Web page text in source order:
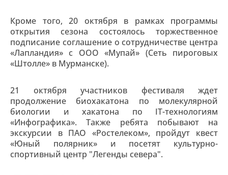
Кроме того, 20 октября в рамках программы
открытия сезона состоялось торжественное
подписание соглашение о сотрудничестве центра
«Лапландия» с ООО «Мупай» (Сеть пироговых
«Штолле» в Мурманске).
21 октября участников фестиваля ждет
продолжение биохакатона по молекулярной
биологии и хакатона по IT-технологиям
«Инфографика». Также ребята побывают на
экскурсии в ПАО «Ростелеком», пройдут квест
«Юный полярник» и посетят культурно-
спортивный центр "Легенды севера".